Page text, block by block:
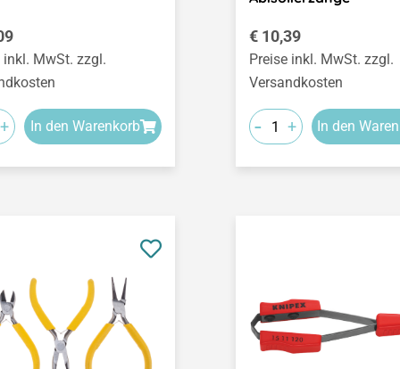
Preis:
inkl. MwSt. zzgl.
+ In den Warenkorb
Regulärer Preis:
€ 10,39
Preise inkl. MwSt. zzgl.
Versandkosten
- + In den